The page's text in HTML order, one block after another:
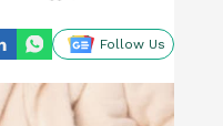
Follow Us